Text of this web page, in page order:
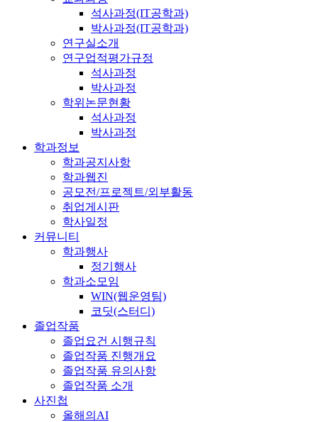
석사과정(IT공학과)
박사과정(IT공학과)
연구실소개
연구업적평가규정
석사과정
박사과정
학위논문현황
석사과정
박사과정
학과정보
학과공지사항
학과웹진
공모전/프로젝트/외부활동
취업게시판
학사일정
커뮤니티
학과행사
정기행사
학과소모임
WIN(웹운영팀)
코딧(스터디)
졸업작품
졸업요건 시행규칙
졸업작품 진행개요
졸업작품 유의사항
졸업작품 소개
사진첩
올해의AI